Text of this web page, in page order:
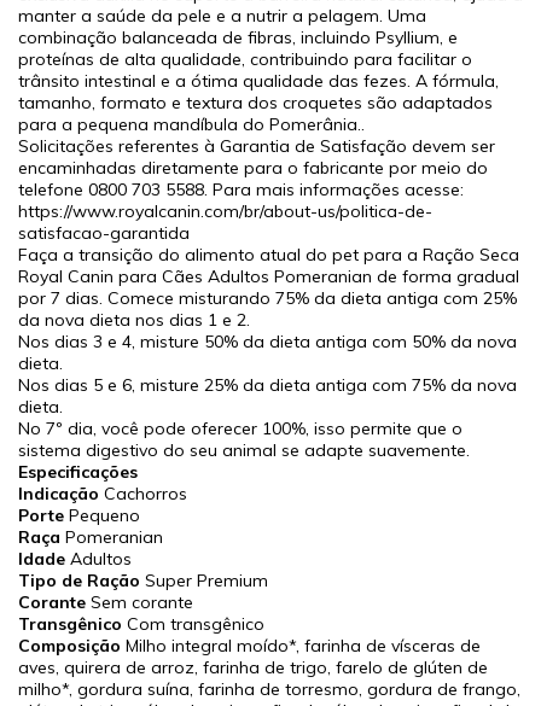
manter a saúde da pele e a nutrir a pelagem. Uma
combinação balanceada de fibras, incluindo Psyllium, e
proteínas de alta qualidade, contribuindo para facilitar o
trânsito intestinal e a ótima qualidade das fezes. A fórmula,
tamanho, formato e textura dos croquetes são adaptados
para a pequena mandíbula do Pomerânia..
Solicitações referentes à Garantia de Satisfação devem ser
encaminhadas diretamente para o fabricante por meio do
telefone 0800 703 5588. Para mais informações acesse:
https://www.royalcanin.com/br/about-us/politica-de-
satisfacao-garantida
Faça a transição do alimento atual do pet para a Ração Seca
Royal Canin para Cães Adultos Pomeranian de forma gradual
por 7 dias. Comece misturando 75% da dieta antiga com 25%
da nova dieta nos dias 1 e 2.
Nos dias 3 e 4, misture 50% da dieta antiga com 50% da nova
dieta.
Nos dias 5 e 6, misture 25% da dieta antiga com 75% da nova
dieta.
No 7º dia, você pode oferecer 100%, isso permite que o
sistema digestivo do seu animal se adapte suavemente.
Especificações
Indicação Cachorros
Porte Pequeno
Raça Pomeranian
Idade Adultos
Tipo de Ração Super Premium
Corante Sem corante
Transgênico Com transgênico
Composição Milho integral moído*, farinha de vísceras de
aves, quirera de arroz, farinha de trigo, farelo de glúten de
milho*, gordura suína, farinha de torresmo, gordura de frango,